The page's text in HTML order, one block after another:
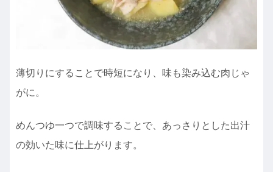
薄切りにすることで時短になり、味も染み込む肉じゃ
がに。
めんつゆ一つで調味することで、あっさりとした出汁
の効いた味に仕上がります。